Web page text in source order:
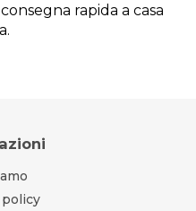
rapida a casa